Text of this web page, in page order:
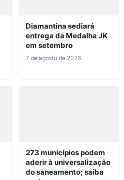
Diamantina sediará
entrega da Medalha JK
em setembro
7 de agosto de 2026
273 municípios podem
aderir à universalização
do saneamento; saiba